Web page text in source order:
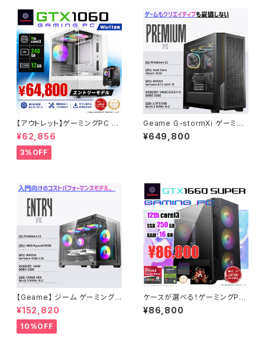
【アウトレット】ゲーミングPC エ
ントリーモデル ケースが映える！
デスクトップPC タワー型 G-St
ormRシリーズ - GeForce GT
X 1060 - 12GBメモリ -
¥62,856
3%OFF
Geame G-stormXi ゲーミン
グPC｜RTX5070 Ti / Core
Ultra 7 265F｜64GB / 2TB
¥649,800
【Geame】 ジーム ゲーミングP
C デスクトップ Certified GPU
RTX3060 12G Ryzen5 550
0 メモリ16GB SSD 500GB W
iFi Windows11 動画編集 G-S
¥152,820
10%OFF
ケースが選べる！ゲーミングPC
エントリーモデル デスクトップP
C タワー型 G-Stormシリーズ
¥86,800